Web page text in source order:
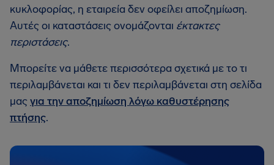
κυκλοφορίας, η εταιρεία δεν οφείλει αποζημίωση.
Αυτές οι καταστάσεις ονομάζονται έκτακτες
περιστάσεις.
Μπορείτε να μάθετε περισσότερα σχετικά με το τι
περιλαμβάνεται και τι δεν περιλαμβάνεται στη σελίδα
μαςγια την αποζημίωση λόγω καθυστέρησης
πτήσης.